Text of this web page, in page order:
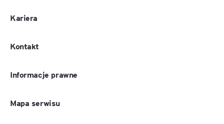
Kariera
Kontakt
Informacje prawne
Mapa serwisu